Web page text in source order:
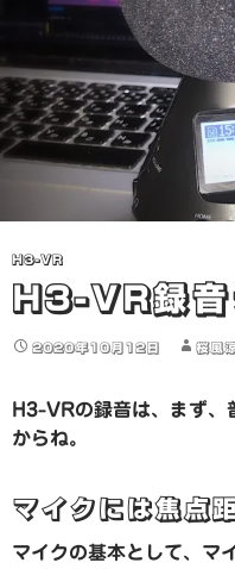
H3-VR
H3-VR録音
2020年10月12日 桜風
H3-VRの録音は、まず、
からね。
マイクには焦点
マイクの基本として、マ